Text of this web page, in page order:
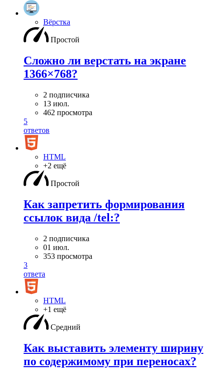
Вёрстка
Простой
Сложно ли верстать на экране
1366×768?
2 подписчика
13 июл.
462 просмотра
5
ответов
HTML
+2 ещё
Простой
Как запретить формирования
ссылок вида /tel:?
2 подписчика
01 июл.
353 просмотра
3
ответа
HTML
+1 ещё
Средний
Как выставить элементу ширину
по содержимому при переносах?